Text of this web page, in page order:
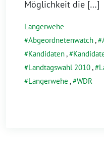
Möglichkeit die […]
Langerwehe
Abgeordnetenwatch,
Kandidaten,
Landtagswahl 2010,
Langerwehe , WDR